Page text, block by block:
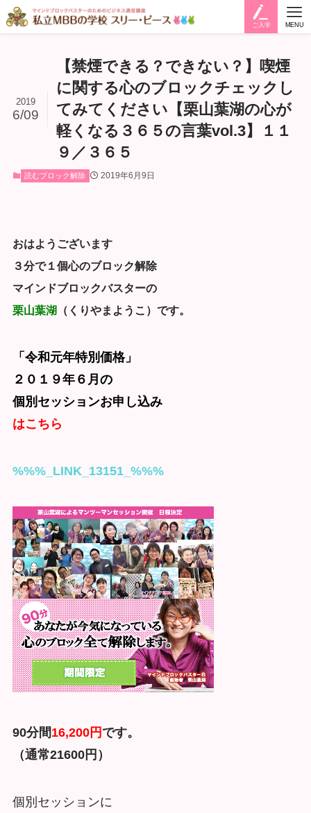
ご入学 MENU
【禁煙できる？できない？】喫煙
に関する心のブロックチェックし
てみてください【栗山葉湖の心が
軽くなる３６５の言葉vol.3】１１
９／３６５
2019
6/09
読むブロック解除 2019年6月9日
おはようございます
３分で１個心のブロック解除
マインドブロックバスターの
栗山葉湖
（くりやまようこ）です。
「令和元年特別価格」
２０１９年６月の
個別セッションお申し込み
はこちら
%%%_LINK_13151_%%%
90分間16,200円 です。
（通常21600円）
個別セッションに